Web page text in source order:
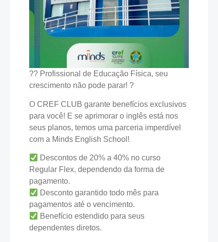
?? Profissional de Educação Física, seu
crescimento não pode parar! ?
O CREF CLUB garante benefícios exclusivos
para você! E se aprimorar o inglês está nos
seus planos, temos uma parceria imperdível
com a Minds English School!
Descontos de 20% a 40% no curso
Regular Flex, dependendo da forma de
pagamento.
Desconto garantido todo mês para
pagamentos até o vencimento.
Benefício estendido para seus
dependentes diretos.